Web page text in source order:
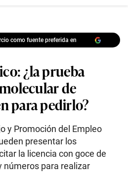
como fuente preferida en
¿la prueba
de
para pedirlo?
y Promoción del Empleo
presentar los
la licencia con goce de
números para realizar